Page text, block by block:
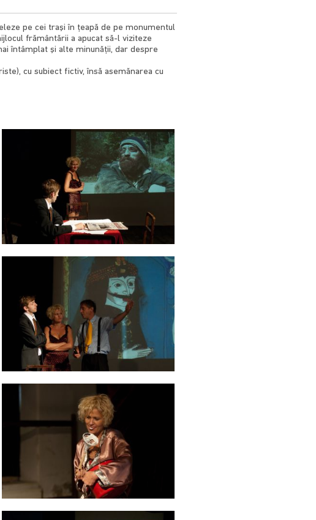
pe cei traşi în ţeapă de pe monumentul
frământării a apucat să-l viziteze
întâmplat şi alte minunăţii, dar despre
cu subiect fictiv, însă asemănarea cu